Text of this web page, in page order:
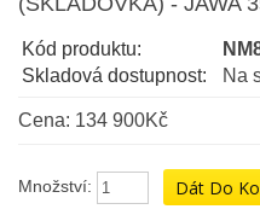
Kód produktu:
Skladová dostupnost:
Na
Cena: 134 900Kč
Množství: